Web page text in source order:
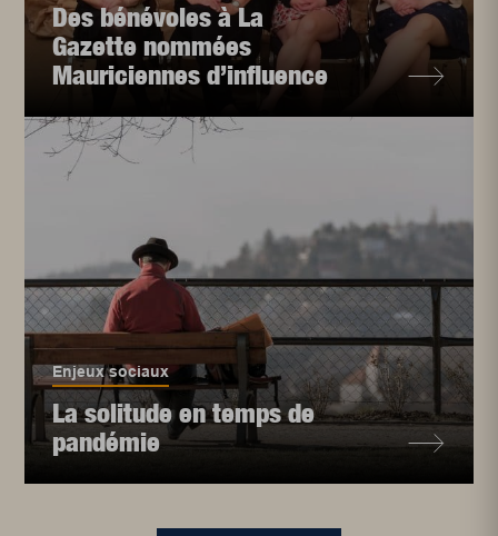
Des bénévoles à La
Gazette nommées
Mauriciennes d’influence
Enjeux sociaux
La solitude en temps de
pandémie